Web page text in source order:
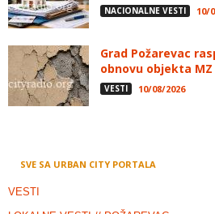
NACIONALNE VESTI 10/
Grad Požarevac
obnovu objekta MZ
VESTI 10/08/2026
SVE SA URBAN CITY PORTALA
VESTI